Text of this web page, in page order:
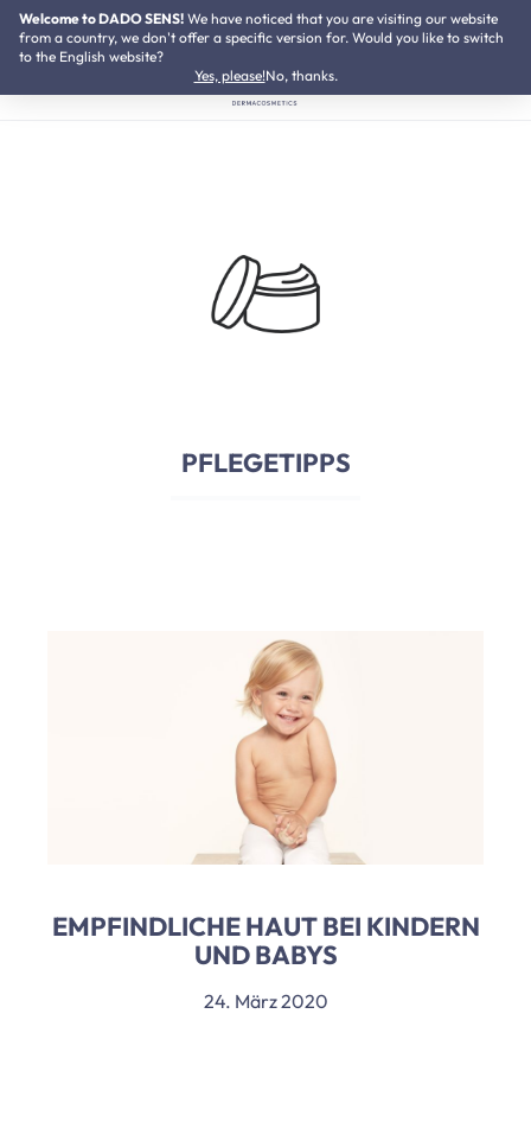
Zum Hauptinhalt springen
Welcome to DADO SENS! We have noticed that you are visiting our website
from a country, we don't offer a specific version for. Would you like to switch
to the English website?
Yes, please!No, thanks.
SUMMER SALE:Bis zu 50% Preisvorteil
PFLEGETIPPS
EMPFINDLICHE HAUT BEI KINDERN
UND BABYS
24. März 2020